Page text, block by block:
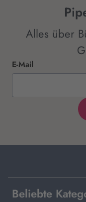
Alles über
E-Mail
Beliebte